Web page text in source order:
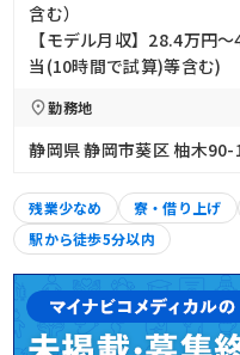
含む）
【モデル月収】28.4万円
当(10時間で試算)等含む)
勤務地
静岡県 静岡市葵区 柚木90-
残業少なめ 寮・借り上げ
駅から徒歩5分以内